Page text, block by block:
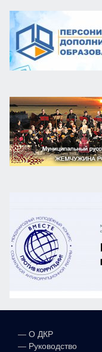
— О ДКР
— Руководство